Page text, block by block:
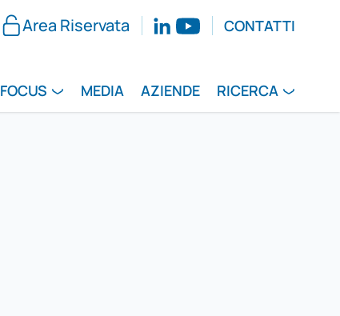
Area Riservata CONTATTI
FOCUS MEDIA AZIENDE RICERCA